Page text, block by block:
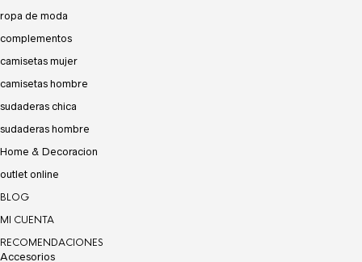
ropa de moda
complementos
camisetas mujer
camisetas hombre
sudaderas chica
sudaderas hombre
Home & Decoracion
outlet online
BLOG
MI CUENTA
RECOMENDACIONES
Accesorios